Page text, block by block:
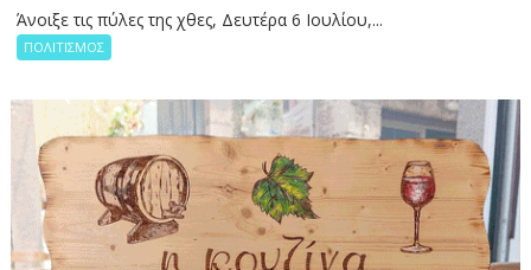
Άνοιξε τις πύλες της χθες, Δευτέρα 6 Ιουλίου,...
ΠΟΛΙΤΙΣΜΟΣ